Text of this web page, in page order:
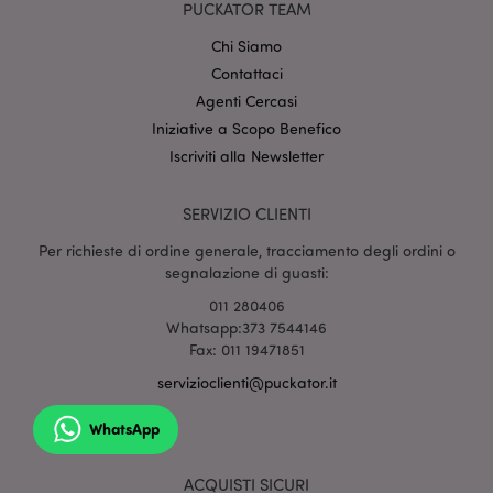
PUCKATOR TEAM
Chi Siamo
Contattaci
Agenti Cercasi
Iniziative a Scopo Benefico
Iscriviti alla Newsletter
SERVIZIO CLIENTI
Per richieste di ordine generale, tracciamento degli ordini o
segnalazione di guasti:
011 280406
Whatsapp:373 7544146
Fax: 011 19471851
servizioclienti@puckator.it
WhatsApp
ACQUISTI SICURI
recently_viewed_product
mage-cache-sessid
l"Informativa sulla privacy di Google